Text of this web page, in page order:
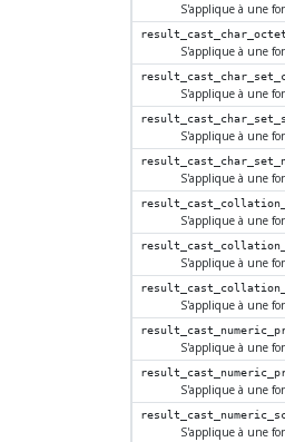
S'applique à une
S'applique à une
S'applique à une
S'applique à une
S'applique à une
S'applique à une
S'applique à une
S'applique à une
S'applique à une
S'applique à une
S'applique à une